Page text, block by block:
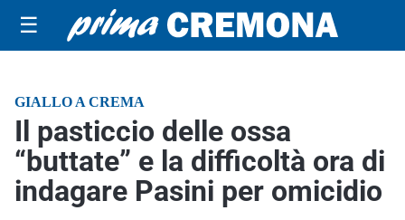
☰
GIALLO A CREMA
Il pasticcio delle ossa
“buttate” e la difficoltà ora di
indagare Pasini per omicidio